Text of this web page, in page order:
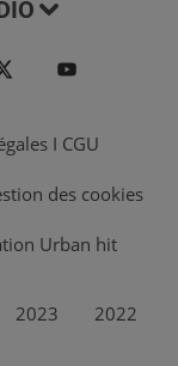
I CGU
des cookies
Urban hit
2023 2022